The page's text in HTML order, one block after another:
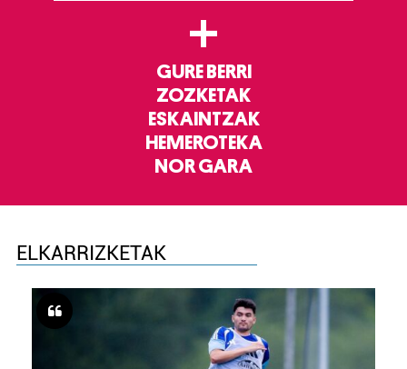
+
GURE BERRI
ZOZKETAK
ESKAINTZAK
HEMEROTEKA
NOR GARA
ELKARRIZKETAK